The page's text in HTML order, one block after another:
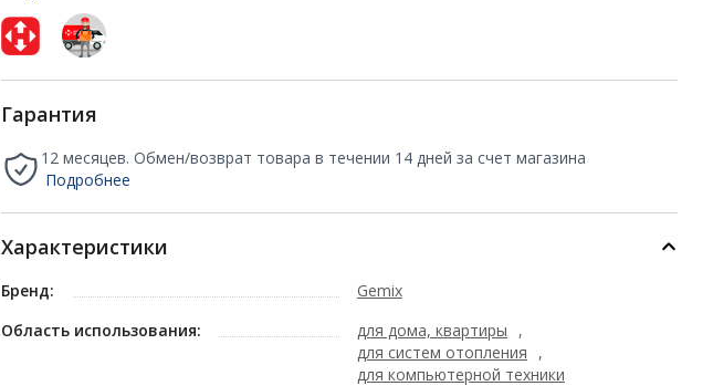
Гарантия
12 месяцев. Обмен/возврат товара в течении 14 дней за счет магазина
Подробнее
Характеристики
Бренд:
Gemix
Область использования:
для дома, квартиры
,
для систем отопления
,
для компьютерной техники